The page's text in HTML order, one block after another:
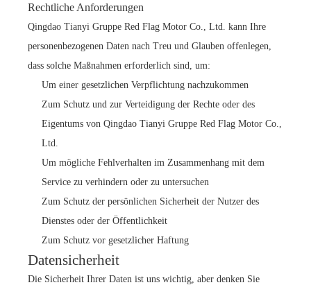
Rechtliche Anforderungen
Qingdao Tianyi Gruppe Red Flag Motor Co., Ltd. kann Ihre
personenbezogenen Daten nach Treu und Glauben offenlegen,
dass solche Maßnahmen erforderlich sind, um:
Um einer gesetzlichen Verpflichtung nachzukommen
Zum Schutz und zur Verteidigung der Rechte oder des
Eigentums von Qingdao Tianyi Gruppe Red Flag Motor Co.,
Ltd.
Um mögliche Fehlverhalten im Zusammenhang mit dem
Service zu verhindern oder zu untersuchen
Zum Schutz der persönlichen Sicherheit der Nutzer des
Dienstes oder der Öffentlichkeit
Zum Schutz vor gesetzlicher Haftung
Datensicherheit
Die Sicherheit Ihrer Daten ist uns wichtig, aber denken Sie